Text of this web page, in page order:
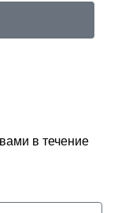
в течение